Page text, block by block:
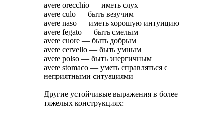
avere orecchio — иметь слух
avere culo — быть везучим
avere naso — иметь хорошую интуицию
avere fegato — быть смелым
avere cuore — быть добрым
avere cervello — быть умным
avere polso — быть энергичным
avere stomaco — уметь справляться с
неприятными ситуациями
Другие устойчивые выражения в более
тяжелых конструкциях: